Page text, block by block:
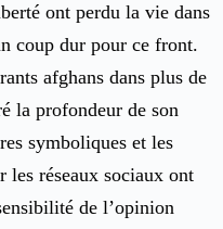
ont perdu la vie dans
coup dur pour ce front.
afghans dans plus de
la profondeur de son
symboliques et les
les réseaux sociaux ont
de l’opinion